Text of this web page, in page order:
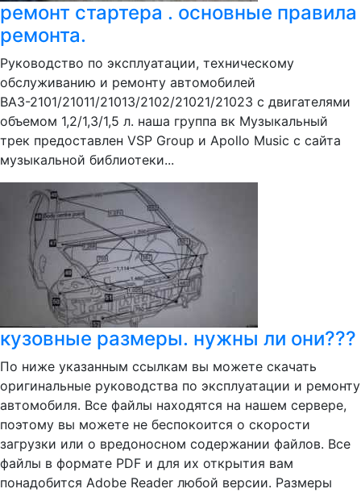
ремонт стартера . основные правила
ремонта.
Руководство по эксплуатации, техническому
обслуживанию и ремонту автомобилей
ВАЗ-2101/21011/21013/2102/21021/21023 с двигателями
объемом 1,2/1,3/1,5 л. наша группа вк Музыкальный
трек предоставлен VSP Group и Apollo Music с сайта
музыкальной библиотеки...
кузовные размеры. нужны ли они???
По ниже указанным ссылкам вы можете скачать
оригинальные руководства по эксплуатации и ремонту
автомобиля. Все файлы находятся на нашем сервере,
поэтому вы можете не беспокоится о скорости
загрузки или о вредоносном содержании файлов. Все
файлы в формате PDF и для их открытия вам
понадобится Adobe Reader любой версии. Размеры